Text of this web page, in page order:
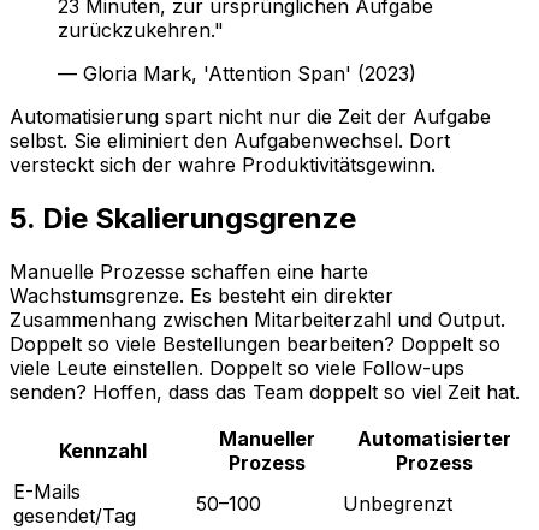
23 Minuten, zur ursprünglichen Aufgabe
zurückzukehren."
— Gloria Mark, 'Attention Span' (2023)
Automatisierung spart nicht nur die Zeit der Aufgabe
selbst. Sie eliminiert den Aufgabenwechsel. Dort
versteckt sich der wahre Produktivitätsgewinn.
5. Die Skalierungsgrenze
Manuelle Prozesse schaffen eine harte
Wachstumsgrenze. Es besteht ein direkter
Zusammenhang zwischen Mitarbeiterzahl und Output.
Doppelt so viele Bestellungen bearbeiten? Doppelt so
viele Leute einstellen. Doppelt so viele Follow-ups
senden? Hoffen, dass das Team doppelt so viel Zeit hat.
Kennzahl
Manueller
Prozess
Automatisierter
Prozess
E-Mails
gesendet/Tag
50–100
Unbegrenzt